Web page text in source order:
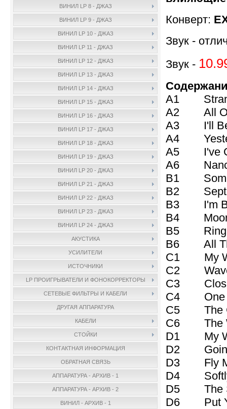
ВИНИЛ LP 8 - ДЖАЗ
ВИНИЛ LP 9 - ДЖАЗ
ВИНИЛ LP 10 - ДЖАЗ
ВИНИЛ LP 11 - ДЖАЗ
ВИНИЛ LP 12 - ДЖАЗ
ВИНИЛ LP 13 - ДЖАЗ
ВИНИЛ LP 14 - ДЖАЗ
ВИНИЛ LP 15 - ДЖАЗ
ВИНИЛ LP 16 - ДЖАЗ
ВИНИЛ LP 17 - ДЖАЗ
ВИНИЛ LP 18 - ДЖАЗ
ВИНИЛ LP 19 - ДЖАЗ
ВИНИЛ LP 20 - ДЖАЗ
ВИНИЛ LP 21 - ДЖАЗ
ВИНИЛ LP 22 - ДЖАЗ
ВИНИЛ LP 23 - ДЖАЗ
ВИНИЛ LP 24 - ДЖАЗ
АКУСТИКА
УСИЛИТЕЛИ
ИСТОЧНИКИ
LP ПРОИГРЫВАТЕЛИ И ФОНОКОРРЕКТОРЫ
СЕТЕВЫЕ ФИЛЬТРЫ И КАБЕЛИ
ДРУГАЯ АППАРАТУРА
КАБЕЛИ
СТОЙКИ
КОНТАКТНАЯ ИНФОРМАЦИЯ
ОБРАТНАЯ СВЯЗЬ
АППАРАТУРА - АРХИВ - 1
АППАРАТУРА - АРХИВ - 2
ВИНИЛ - АРХИВ - 1
Конверт:
Звук -
Звук -
A1
A2 All Or
A3 I'll Be
A4
A5 I've
A6
B1
B2
B3 I'm
B4
B5 Ring-
B6 All
C1 My
C2
C3 Close
C4 One
C5 The
C6 The
D1 My
D2 Goin'
D3 Fly Me
D4 Softly
D5 The
D6 Put